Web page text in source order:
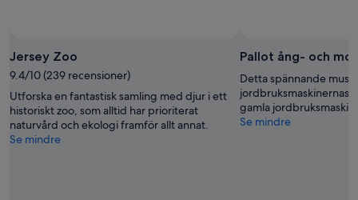
Jersey Zoo
9.4/10 (239 recensioner)
Utforska en fantastisk samling med djur i ett
historiskt zoo, som alltid har prioriterat
naturvård och ekologi framför allt annat.
Se mindre
Pallot ång- och
Detta spännande
jordbruksmaskinernas
gamla
Se mindre